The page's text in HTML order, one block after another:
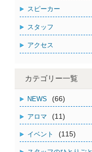
スピーカー
スタッフ
アクセス
カテゴリー一覧
NEWS (66)
アロマ (11)
イベント (115)